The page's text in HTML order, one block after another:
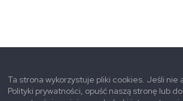
Ta strona wykorzystuje pliki cookies. Jeśli nie
Polityki prywatności, opuść naszą stronę lub